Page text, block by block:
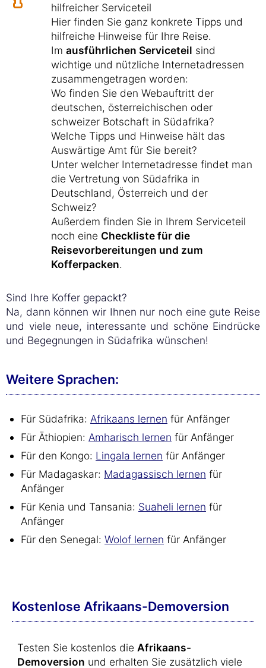
hilfreicher Serviceteil
Hier finden Sie ganz konkrete Tipps und
hilfreiche Hinweise für Ihre Reise.
Im ausführlichen Serviceteil sind
wichtige und nützliche Internetadressen
zusammengetragen worden:
Wo finden Sie den Webauftritt der
deutschen, österreichischen oder
schweizer Botschaft in Südafrika?
Welche Tipps und Hinweise hält das
Auswärtige Amt für Sie bereit?
Unter welcher Internetadresse findet man
die Vertretung von Südafrika in
Deutschland, Österreich und der
Schweiz?
Außerdem finden Sie in Ihrem Serviceteil
noch eine Checkliste für die
Reisevorbereitungen und zum
Kofferpacken.
Sind Ihre Koffer gepackt?
Na, dann können wir Ihnen nur noch eine gute Reise
und viele neue, interessante und schöne Eindrücke
und Begegnungen in Südafrika wünschen!
Weitere Sprachen:
Für Südafrika: Afrikaans lernen für Anfänger
Für Äthiopien: Amharisch lernen für Anfänger
Für den Kongo: Lingala lernen für Anfänger
Für Madagaskar: Madagassisch lernen für
Anfänger
Für Kenia und Tansania: Suaheli lernen für
Anfänger
Für den Senegal: Wolof lernen für Anfänger
Kostenlose Afrikaans-Demoversion
Testen Sie kostenlos die Afrikaans-
Demoversion und erhalten Sie zusätzlich viele